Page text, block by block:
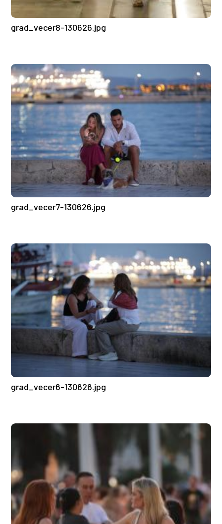
grad_vecer8-130626.jpg
grad_vecer7-130626.jpg
grad_vecer6-130626.jpg